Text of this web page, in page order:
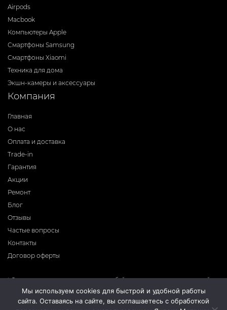
Airpods
Macbook
Компьютеры Apple
Смартфоны Samsung
Смартфоны Xiaomi
Техника для дома
Экшн-камеры и аксессуары
Компания
Главная
О нас
Оплата и доставка
Trade-in
Гарантия
Акции
Ремонт
Блог
Отзывы
Частые вопросы
Контакты
Договор оферты
* Фирма-производитель оставляет за собой право на внесение изменений в
программное обеспечение, дизайн и комплектацию приборов без
предварительного уведомления. Во избежание недоразумений при покупке
приборов уточняйте информацию о комплектации, наличию и цене у
Мы используем cookies для быстрой и удобной работы
сайта. Оставаясь на сайте, вы соглашаетесь с обработкой